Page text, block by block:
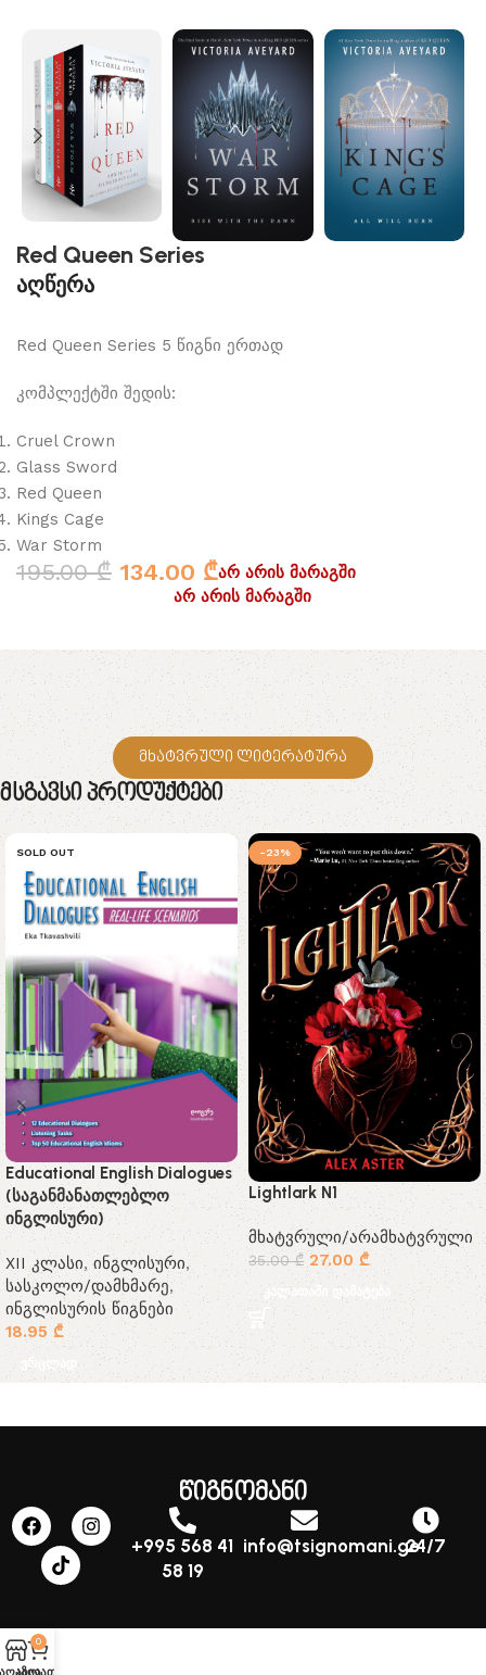
Red Queen Series
აღწერა
Red Queen Series 5 წიგნი ერთად
კომპლექტში შედის:
Cruel Crown
Glass Sword
Red Queen
Kings Cage
War Storm
195.00₾ 134.00 ₾არ არის მარაგში
არ არის მარაგში
მხატვრული ლიტერატურა
Მსგავსი Პროდუქტები
SOLD OUT
Educational English Dialogues
(საგანმანათლებლო
ინგლისური)
XII კლასი,ინგლისური,
სასკოლო/დამხმარე,
ინგლისურის წიგნები
18.95 ₾
ვრცლად
-23%
Lightlark N1
მხატვრული/არამხატვრული
35.00₾ 27.00 ₾
კალათაში დამატება
წიგნომანი
+995 568 41
58 19
info@tsignomani.ge24/7
0